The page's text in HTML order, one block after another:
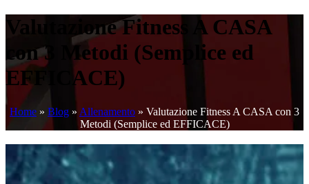
Valutazione Fitness A CASA
con 3 Metodi (Semplice ed
EFFICACE)
Home » Blog » Allenamento » Valutazione Fitness A CASA con 3
Metodi (Semplice ed EFFICACE)